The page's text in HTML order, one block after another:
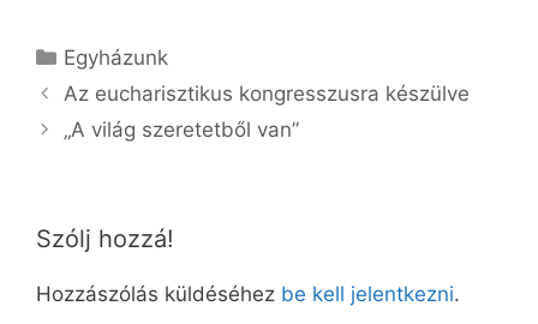
Kategória
Egyházunk
Az eucharisztikus kongresszusra készülve
„A világ szeretetből van”
Szólj hozzá!
Hozzászólás küldéséhez be kell jelentkezni.